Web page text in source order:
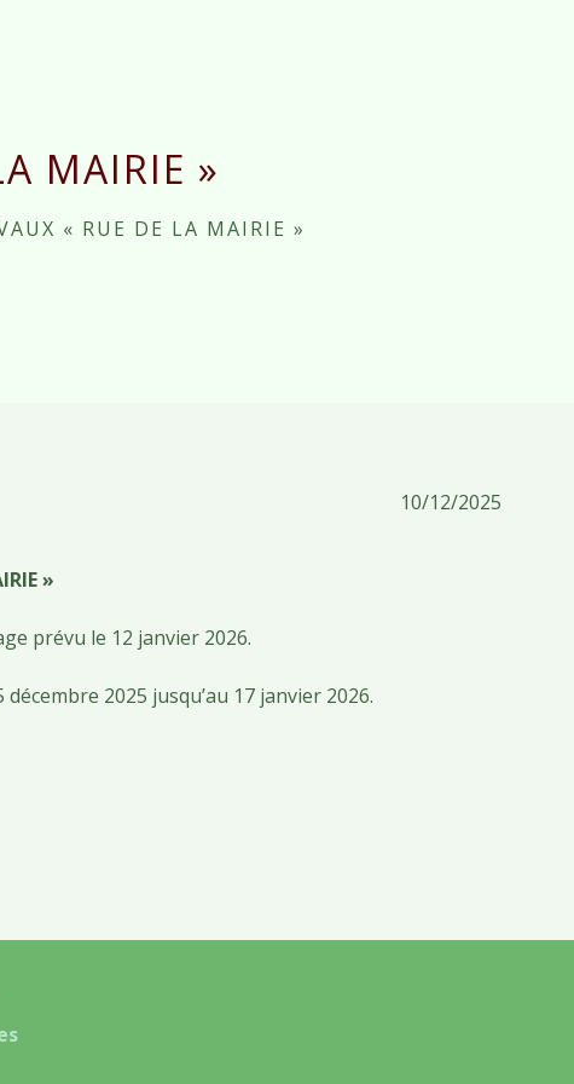
MAIRIE »
« RUE DE LA MAIRIE »
10/12/2025
»
prévu le 12 janvier 2026.
décembre 2025 jusqu’au 17 janvier 2026.